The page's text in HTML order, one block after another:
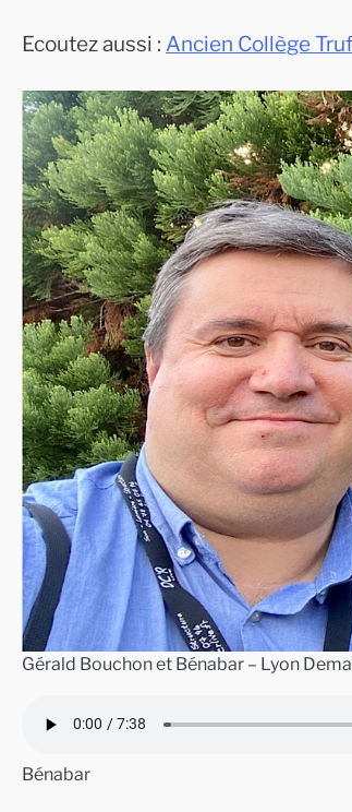
Ecoutez aussi : Ancien Collège
Gérald Bouchon et Bénabar – Lyon
Bénabar